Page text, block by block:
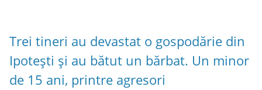
Trei tineri au devastat o gospodărie din
Ipotești și au bătut un bărbat. Un minor
de 15 ani, printre agresori